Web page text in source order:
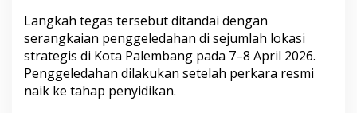
g
T
u
n
a
i
Langkah tegas tersebut ditandai dengan
serangkaian penggeledahan di sejumlah lokasi
strategis di Kota Palembang pada 7–8 April 2026.
Penggeledahan dilakukan setelah perkara resmi
naik ke tahap penyidikan.